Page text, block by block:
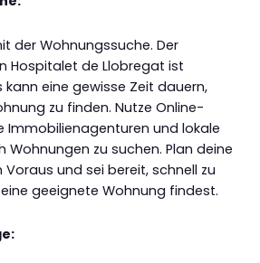
der Wohnungssuche. Der
Hospitalet de Llobregat ist
eine gewisse Zeit dauern,
zu finden. Nutze Online-
Immobilienagenturen und lokale
Wohnungen zu suchen. Plan deine
und sei bereit, schnell zu
geeignete Wohnung findest.